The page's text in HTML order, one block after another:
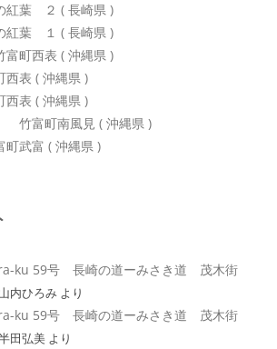
紅葉 ２ ( 長崎県 )
紅葉 １ ( 長崎県 )
町西表 ( 沖縄県 )
表 ( 沖縄県 )
表 ( 沖縄県 )
竹富町南風見 ( 沖縄県 )
富 ( 沖縄県 )
ku 59号 長崎の道ーみさき道 茂木街
山内ひろみ より
ku 59号 長崎の道ーみさき道 茂木街
田弘美 より